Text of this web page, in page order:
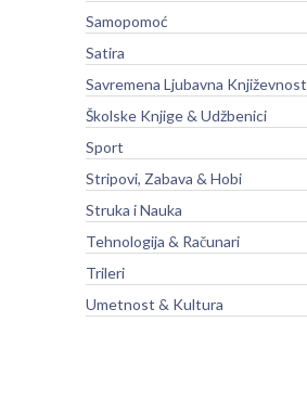
Samopomoć
Satira
Savremena Ljubavna Književnost
Školske Knjige & Udžbenici
Sport
Stripovi, Zabava & Hobi
Struka i Nauka
Tehnologija & Računari
Trileri
Umetnost & Kultura